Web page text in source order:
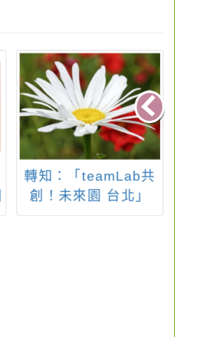
轉知：「teamLab共
創！未來園 台北」